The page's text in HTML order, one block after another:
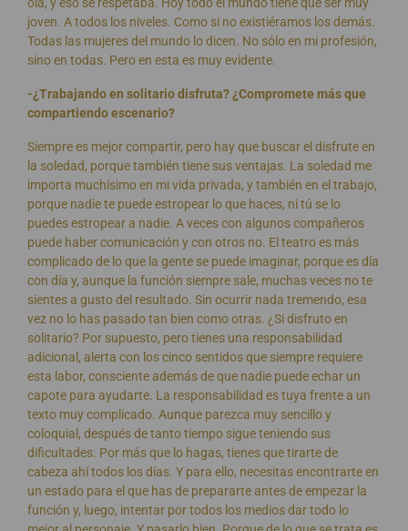
joven. A todos los niveles. Como si no existiéramos los demás.
Todas las mujeres del mundo lo dicen. No sólo en mi profesión,
sino en todas. Pero en esta es muy evidente.
-¿Trabajando en solitario disfruta? ¿Compromete más que
compartiendo escenario?
Siempre es mejor compartir, pero hay que buscar el disfrute en
la soledad, porque también tiene sus ventajas. La soledad me
importa muchísimo en mi vida privada, y también en el trabajo,
porque nadie te puede estropear lo que haces, ni tú se lo
puedes estropear a nadie. A veces con algunos compañeros
puede haber comunicación y con otros no. El teatro es más
complicado de lo que la gente se puede imaginar, porque es día
con día y, aunque la función siempre sale, muchas veces no te
sientes a gusto del resultado. Sin ocurrir nada tremendo, esa
vez no lo has pasado tan bien como otras. ¿Si disfruto en
solitario? Por supuesto, pero tienes una responsabilidad
adicional, alerta con los cinco sentidos que siempre requiere
esta labor, consciente además de que nadie puede echar un
capote para ayudarte. La responsabilidad es tuya frente a un
texto muy complicado. Aunque parezca muy sencillo y
coloquial, después de tanto tiempo sigue teniendo sus
dificultades. Por más que lo hagas, tienes que tirarte de
cabeza ahí todos los días. Y para ello, necesitas encontrarte en
un estado para el que has de prepararte antes de empezar la
función y, luego, intentar por todos los medios dar todo lo